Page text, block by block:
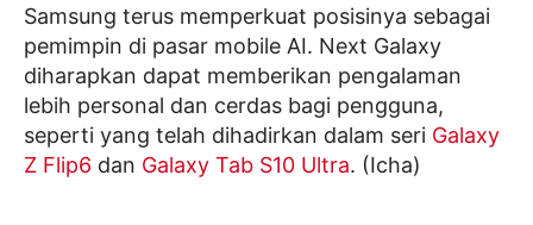
Samsung terus memperkuat posisinya sebagai
pemimpin di pasar mobile AI. Next Galaxy
diharapkan dapat memberikan pengalaman
lebih personal dan cerdas bagi pengguna,
seperti yang telah dihadirkan dalam seri Galaxy
Z Flip6 dan Galaxy Tab S10 Ultra. (Icha)